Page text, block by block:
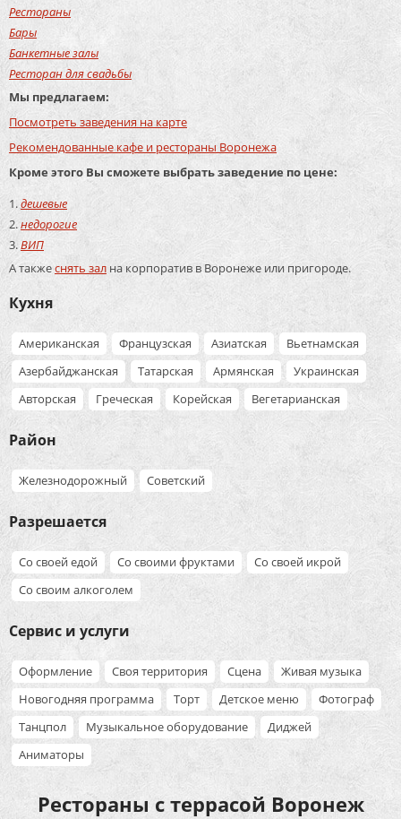
Рестораны
Бары
Банкетные залы
Ресторан для свадьбы
Мы предлагаем:
Посмотреть заведения на карте
Рекомендованные кафе и рестораны Воронежа
Кроме этого Вы сможете выбрать заведение по цене:
дешевые
недорогие
ВИП
А такжеснять зал на корпоратив в Воронеже или пригороде.
Кухня
Американская Французская Азиатская
Вьетнамская
Азербайджанская
Татарская Армянская
Украинская
Авторская
Греческая Корейская Вегетарианская
Район
Железнодорожный Советский
Разрешается
Со своей едой Со своими фруктами
Со своей икрой
Со своим алкоголем
Сервис и услуги
Оформление Своя территория Сцена
Живая музыка
Новогодняя программа
Торт Детское меню
Фотограф
Танцпол
Музыкальное оборудование
Диджей
Аниматоры
Рестораны с террасой Воронеж